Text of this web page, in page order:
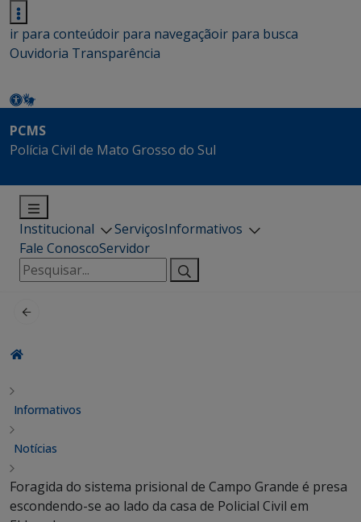
ir para conteúdoir para navegaçãoir para busca
Ouvidoria Transparência
PCMS
Polícia Civil de Mato Grosso do Sul
Institucional ServiçosInformativos
Fale ConoscoServidor
Pesquisar
por:
Informativos
Notícias
Foragida do sistema prisional de Campo Grande é presa
escondendo-se ao lado da casa de Policial Civil em